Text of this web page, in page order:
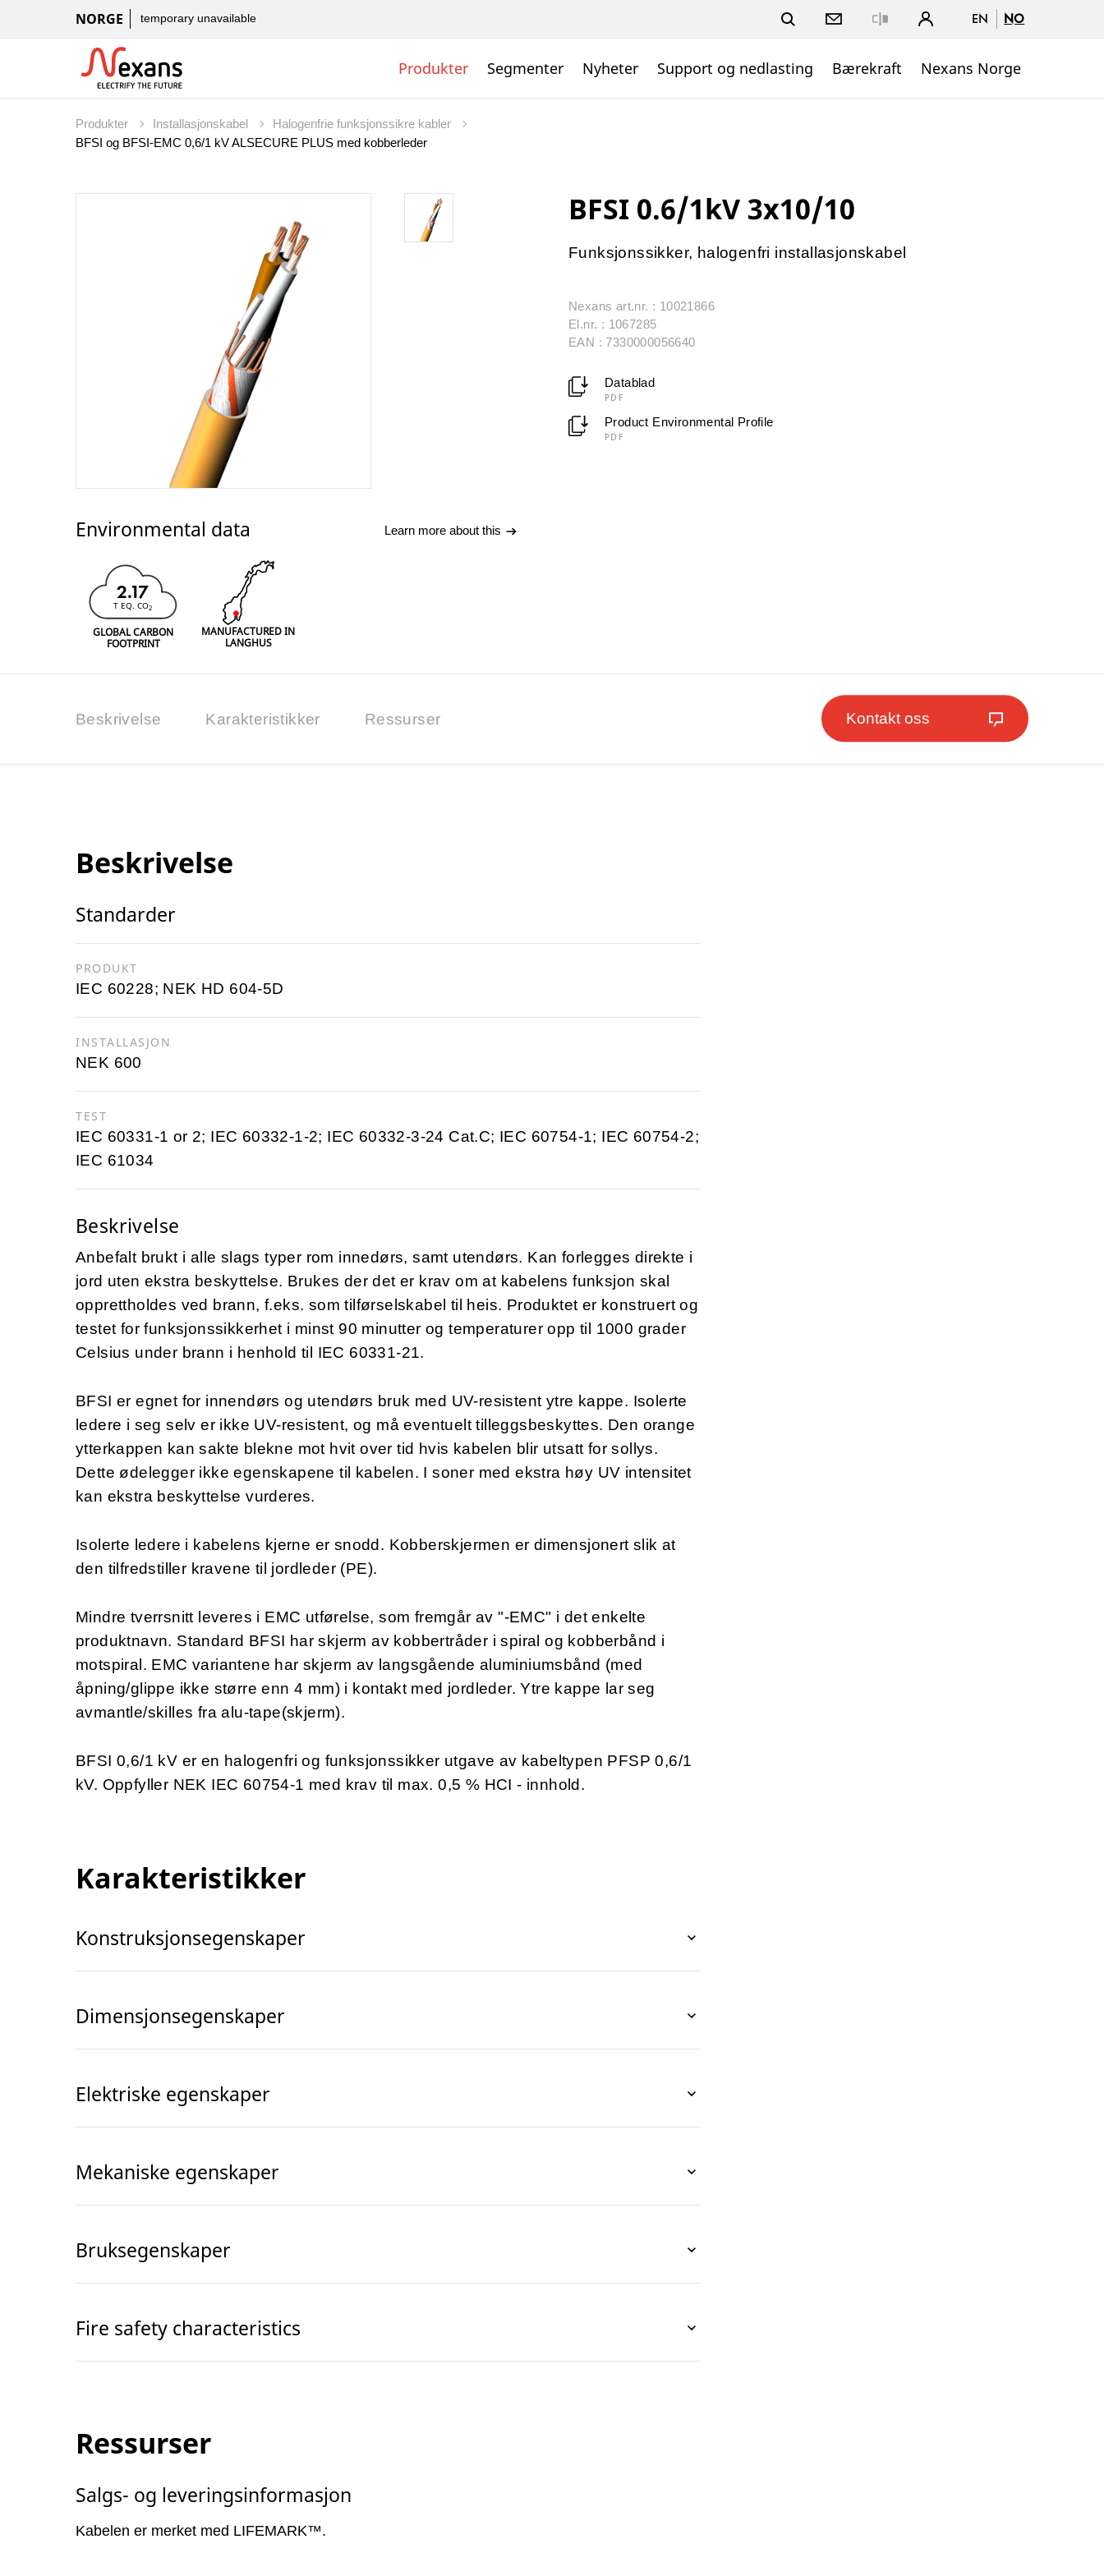
NORGE temporary unavailable EN NO
Produkter Segmenter Nyheter Support og nedlasting Bærekraft Nexans Norge
Produkter Installasjonskabel
Halogenfrie funksjonssikre kabler
BFSI og BFSI-EMC 0,6/1 kV ALSECURE PLUS med kobberleder
Environmental data Learn more about this
2.17
T EQ. CO2
GLOBAL CARBON
FOOTPRINT
MANUFACTURED IN
LANGHUS
BFSI 0.6/1kV 3x10/10
Funksjonssikker, halogenfri installasjonskabel
Nexans art.nr. : 10021866
El.nr. : 1067285
EAN : 7330000056640
Datablad
PDF
Product Environmental Profile
PDF
Beskrivelse Karakteristikker Ressurser Kontakt oss
Beskrivelse
Standarder
PRODUKT
IEC 60228; NEK HD 604-5D
INSTALLASJON
NEK 600
TEST
IEC 60331-1 or 2; IEC 60332-1-2; IEC 60332-3-24 Cat.C; IEC 60754-1; IEC 60754-2;
IEC 61034
Beskrivelse
Anbefalt brukt i alle slags typer rom innedørs, samt utendørs. Kan forlegges direkte i
jord uten ekstra beskyttelse. Brukes der det er krav om at kabelens funksjon skal
opprettholdes ved brann, f.eks. som tilførselskabel til heis. Produktet er konstruert og
testet for funksjonssikkerhet i minst 90 minutter og temperaturer opp til 1000 grader
Celsius under brann i henhold til IEC 60331-21.
BFSI er egnet for innendørs og utendørs bruk med UV-resistent ytre kappe. Isolerte
ledere i seg selv er ikke UV-resistent, og må eventuelt tilleggsbeskyttes. Den orange
ytterkappen kan sakte blekne mot hvit over tid hvis kabelen blir utsatt for sollys.
Dette ødelegger ikke egenskapene til kabelen. I soner med ekstra høy UV intensitet
kan ekstra beskyttelse vurderes.
Isolerte ledere i kabelens kjerne er snodd. Kobberskjermen er dimensjonert slik at
den tilfredstiller kravene til jordleder (PE).
Mindre tverrsnitt leveres i EMC utførelse, som fremgår av "-EMC" i det enkelte
produktnavn. Standard BFSI har skjerm av kobbertråder i spiral og kobberbånd i
motspiral. EMC variantene har skjerm av langsgående aluminiumsbånd (med
åpning/glippe ikke større enn 4 mm) i kontakt med jordleder. Ytre kappe lar seg
avmantle/skilles fra alu-tape(skjerm).
BFSI 0,6/1 kV er en halogenfri og funksjonssikker utgave av kabeltypen PFSP 0,6/1
kV. Oppfyller NEK IEC 60754-1 med krav til max. 0,5 % HCI - innhold.
Karakteristikker
Konstruksjonsegenskaper
Dimensjonsegenskaper
Elektriske egenskaper
Mekaniske egenskaper
Bruksegenskaper
Fire safety characteristics
Ressurser
Salgs- og leveringsinformasjon
Kabelen er merket med LIFEMARK™.